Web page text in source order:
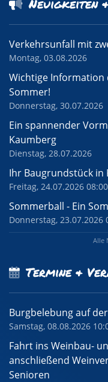
Neuigkeiten
Verkehrsunfall mit
Montag, 03.08.2026
Wichtige Information
Sommer!
Donnerstag, 30.07.2026
Ein spannender
Kaumberg
Dienstag, 28.07.2026
Ihr Baugrundstück in
Freitag, 24.07.2026 08:00
Sommerball - Ein
Donnerstag, 23.07.2026
Alle
Termine &
Burgbelebung auf
Samstag, 08.08.2026
Fahrt ins Weinbau-
anschließend
Senioren